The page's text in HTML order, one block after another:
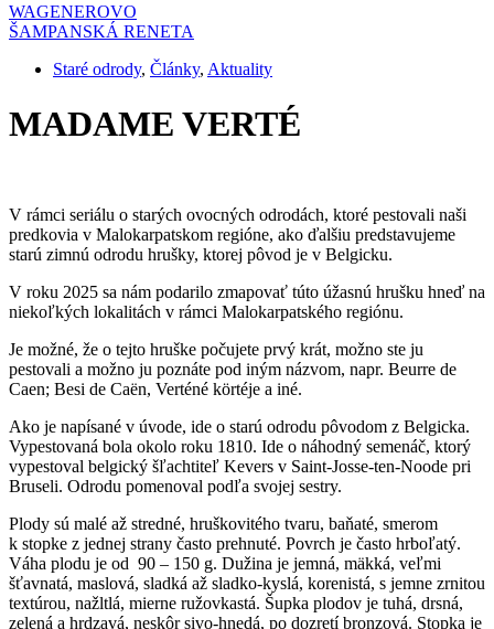
Navigácia
v
článkoch
WAGENEROVO
ŠAMPANSKÁ RENETA
Staré odrody, Články, Aktuality
MADAME VERTÉ
V rámci seriálu o starých ovocných odrodách, ktoré pestovali naši
predkovia v Malokarpatskom regióne, ako ďalšiu predstavujeme
starú zimnú odrodu hrušky, ktorej pôvod je v Belgicku.
V roku 2025 sa nám podarilo zmapovať túto úžasnú hrušku hneď na
niekoľkých lokalitách v rámci Malokarpatského regiónu.
Je možné, že o tejto hruške počujete prvý krát, možno ste ju
pestovali a možno ju poznáte pod iným názvom, napr. Beurre de
Caen; Besi de Caën, Verténé körtéje a iné.
Ako je napísané v úvode, ide o starú odrodu pôvodom z Belgicka.
Vypestovaná bola okolo roku 1810. Ide o náhodný semenáč, ktorý
vypestoval belgický šľachtiteľ Kevers v Saint-Josse-ten-Noode pri
Bruseli. Odrodu pomenoval podľa svojej sestry.
Plody sú malé až stredné, hruškovitého tvaru, baňaté, smerom
k stopke z jednej strany často prehnuté. Povrch je často hrboľatý.
Váha plodu je od 90 – 150 g. Dužina je jemná, mäkká, veľmi
šťavnatá, maslová, sladká až sladko-kyslá, korenistá, s jemne zrnitou
textúrou, nažltlá, mierne ružovkastá. Šupka plodov je tuhá, drsná,
zelená a hrdzavá, neskôr sivo-hnedá, po dozretí bronzová. Stopka je